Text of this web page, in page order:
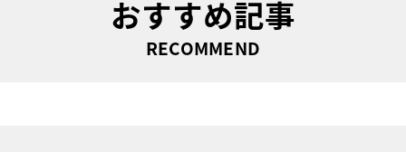
おすすめ記事
RECOMMEND